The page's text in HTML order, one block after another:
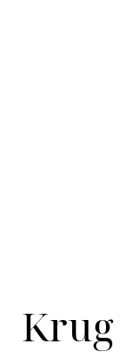
Krug